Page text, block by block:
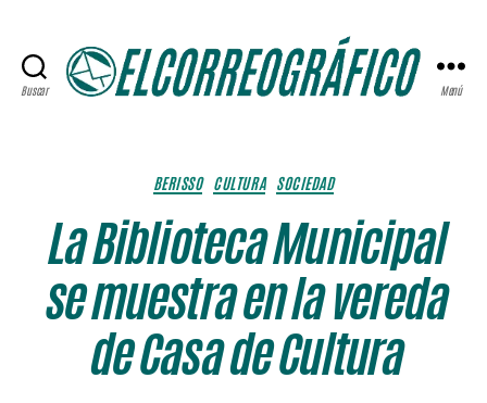
Buscar Menú
Categorías
BERISSO CULTURA SOCIEDAD
La Biblioteca Municipal
se muestra en la vereda
de Casa de Cultura